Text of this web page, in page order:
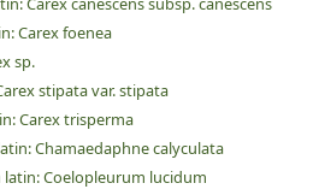
Carex foenea
sp.
stipata var. stipata
Carex trisperma
Chamaedaphne calyculata
latin:Coelopleurum lucidum